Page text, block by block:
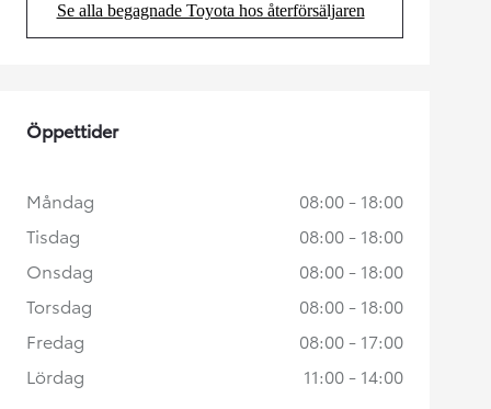
Se alla begagnade Toyota hos återförsäljaren
(Opens in new tab)
Öppettider
Måndag
08:00 - 18:00
Tisdag
08:00 - 18:00
Onsdag
08:00 - 18:00
Torsdag
08:00 - 18:00
Fredag
08:00 - 17:00
Lördag
11:00 - 14:00